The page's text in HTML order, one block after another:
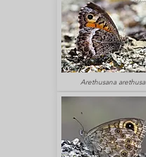
Arethusana arethusa